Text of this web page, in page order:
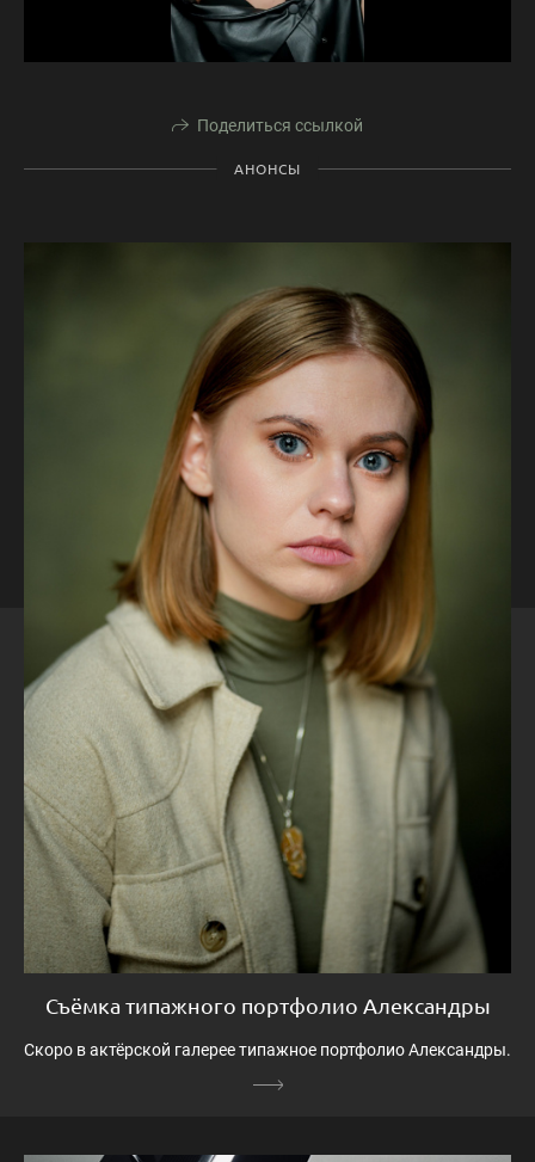
Поделиться ссылкой
АНОНСЫ
Съёмка типажного портфолио Александры
Скоро в актёрской галерее типажное портфолио Александры.